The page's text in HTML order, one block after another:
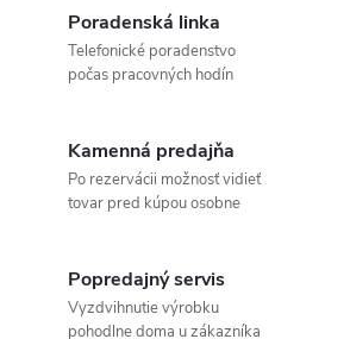
Poradenská linka
Telefonické poradenstvo
počas pracovných hodín
Kamenná predajňa
Po rezervácii možnosť vidieť
tovar pred kúpou osobne
Popredajný servis
Vyzdvihnutie výrobku
pohodlne doma u zákazníka